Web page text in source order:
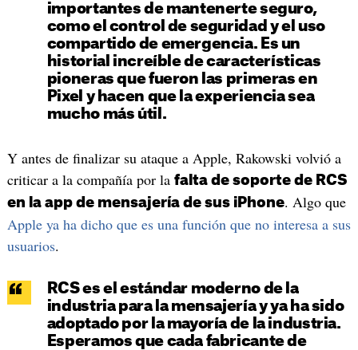
importantes de mantenerte seguro,
como el control de seguridad y el uso
compartido de emergencia. Es un
historial increíble de características
pioneras que fueron las primeras en
Pixel y hacen que la experiencia sea
mucho más útil.
Y antes de finalizar su ataque a Apple, Rakowski volvió a
criticar a la compañía por la falta de soporte de RCS
en la app de mensajería de sus iPhone. Algo que
Apple ya ha dicho que es una función que no interesa a sus
usuarios.
RCS es el estándar moderno de la
industria para la mensajería y ya ha sido
adoptado por la mayoría de la industria.
Esperamos que cada fabricante de